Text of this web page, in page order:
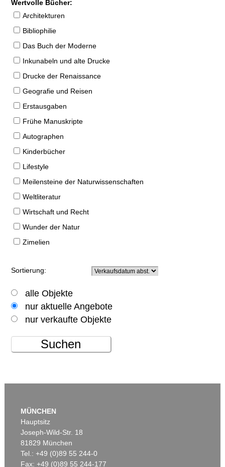
Wertvolle Bücher:
Architekturen
Bibliophilie
Das Buch der Moderne
Inkunabeln und alte Drucke
Drucke der Renaissance
Geografie und Reisen
Erstausgaben
Frühe Manuskripte
Autographen
Kinderbücher
Lifestyle
Meilensteine der Naturwissenschaften
Weltliteratur
Wirtschaft und Recht
Wunder der Natur
Zimelien
Sortierung:
alle Objekte
nur aktuelle Angebote
nur verkaufte Objekte
Suchen
MÜNCHEN
Hauptsitz
Joseph-Wild-Str. 18
81829 München
Tel.: +49 (0)89 55 244-0
Fax: +49 (0)89 55 244-177